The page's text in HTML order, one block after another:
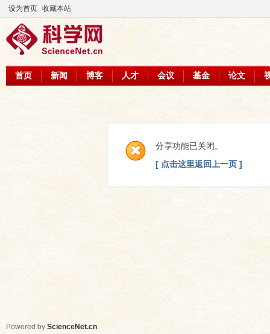
设为首页 收藏本站
首页 新闻 博客 人才 会议 基金 论文
分享功能已关闭。
[ 点击这里返回上一页 ]
Powered by ScienceNet.cn